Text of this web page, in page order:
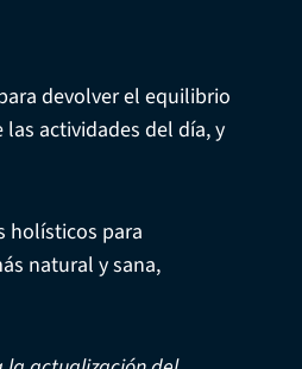
devolver el equilibrio
actividades del día, y
holísticos para
natural y sana,